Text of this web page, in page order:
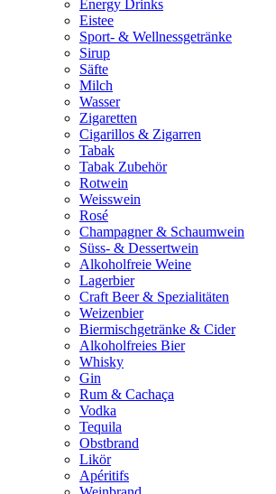
Energy Drinks
Eistee
Sport- & Wellnessgetränke
Sirup
Säfte
Milch
Wasser
Zigaretten
Cigarillos & Zigarren
Tabak
Tabak Zubehör
Rotwein
Weisswein
Rosé
Champagner & Schaumwein
Süss- & Dessertwein
Alkoholfreie Weine
Lagerbier
Craft Beer & Spezialitäten
Weizenbier
Biermischgetränke & Cider
Alkoholfreies Bier
Whisky
Gin
Rum & Cachaça
Vodka
Tequila
Obstbrand
Likör
Apéritifs